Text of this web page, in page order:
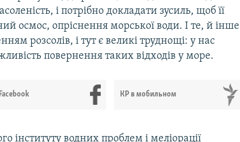
і потрібно докладати зусиль, щоб її
осмос, опріснення морської води. І те, й інше
розсолів, і тут є великі труднощі: у нас
повернення таких відходів у море.
КР в мобильном
інституту водних проблем і меліорації